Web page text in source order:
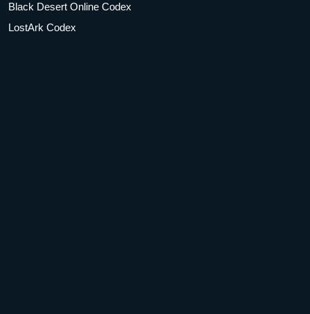
Black Desert Online Codex
LostArk Codex